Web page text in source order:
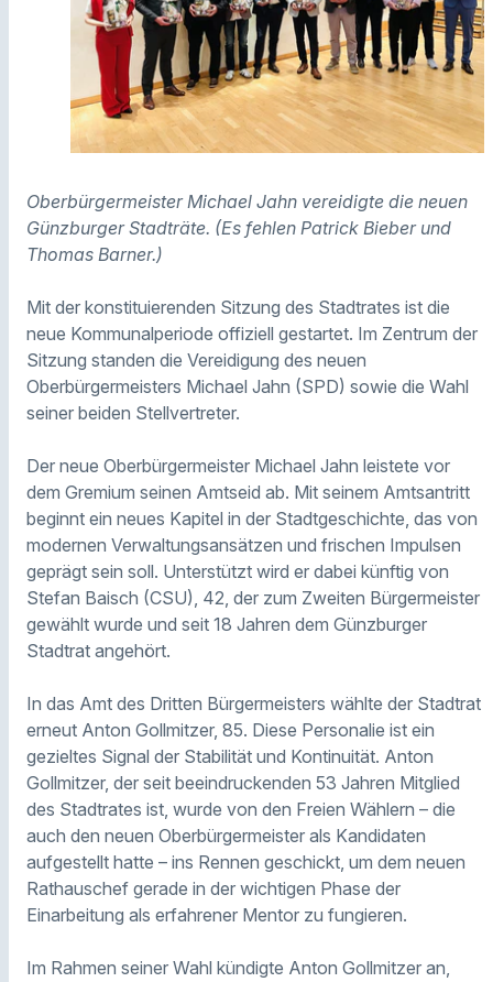
Oberbürgermeister Michael Jahn vereidigte die neuen
Günzburger Stadträte. (Es fehlen Patrick Bieber und
Thomas Barner.)
Mit der konstituierenden Sitzung des Stadtrates ist die
neue Kommunalperiode offiziell gestartet. Im Zentrum der
Sitzung standen die Vereidigung des neuen
Oberbürgermeisters Michael Jahn (SPD) sowie die Wahl
seiner beiden Stellvertreter.
Der neue Oberbürgermeister Michael Jahn leistete vor
dem Gremium seinen Amtseid ab. Mit seinem Amtsantritt
beginnt ein neues Kapitel in der Stadtgeschichte, das von
modernen Verwaltungsansätzen und frischen Impulsen
geprägt sein soll. Unterstützt wird er dabei künftig von
Stefan Baisch (CSU), 42, der zum Zweiten Bürgermeister
gewählt wurde und seit 18 Jahren dem Günzburger
Stadtrat angehört.
In das Amt des Dritten Bürgermeisters wählte der Stadtrat
erneut Anton Gollmitzer, 85. Diese Personalie ist ein
gezieltes Signal der Stabilität und Kontinuität. Anton
Gollmitzer, der seit beeindruckenden 53 Jahren Mitglied
des Stadtrates ist, wurde von den Freien Wählern – die
auch den neuen Oberbürgermeister als Kandidaten
aufgestellt hatte – ins Rennen geschickt, um dem neuen
Rathauschef gerade in der wichtigen Phase der
Einarbeitung als erfahrener Mentor zu fungieren.
Im Rahmen seiner Wahl kündigte Anton Gollmitzer an,